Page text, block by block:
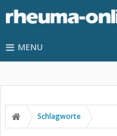
MENU
Schlagworte